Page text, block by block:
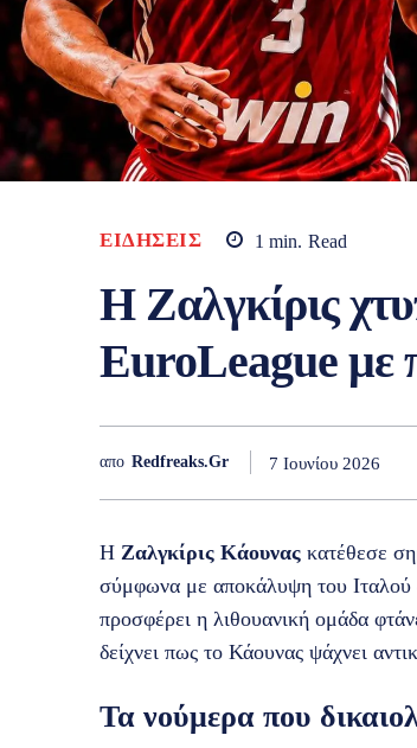
ΕΙΔΉΣΕΙΣ 1 min. Read
Η Ζαλγκίρις
EuroLeague με
απο Redfreaks.gr 7 Ιουνίου 2026
Η Ζαλγκίρις Κάουνας κατέθεσε
σύμφωνα με αποκάλυψη του
προσφέρει η λιθουανική ομάδα
δείχνει πως το Κάουνας ψάχνει
Τα νούμερα που